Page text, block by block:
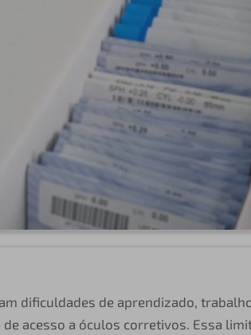
dificuldades de aprendizado,
acesso a óculos corretivos. Essa